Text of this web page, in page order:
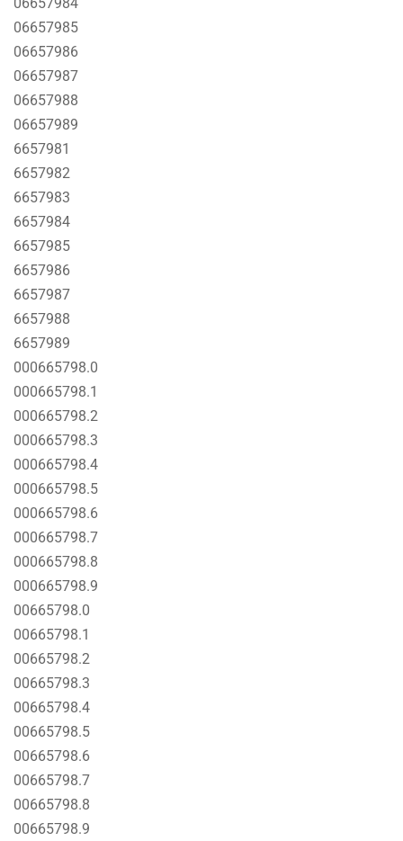
06657985
06657986
06657987
06657988
06657989
6657981
6657982
6657983
6657984
6657985
6657986
6657987
6657988
6657989
000665798.0
000665798.1
000665798.2
000665798.3
000665798.4
000665798.5
000665798.6
000665798.7
000665798.8
000665798.9
00665798.0
00665798.1
00665798.2
00665798.3
00665798.4
00665798.5
00665798.6
00665798.7
00665798.8
00665798.9